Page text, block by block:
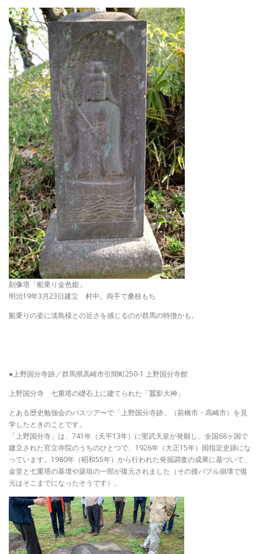
刻像塔「船乗り金色姫」
明治19年3月23日建立 村中。両手で桑枝もち
船乗りの姿に淡島様との近さを感じるのが群馬の特徴かも。
●上野国分寺跡／群馬県高崎市引間町250-1 上野国分寺館
上野国分寺 七重塔の礎石上に建てられた「蠶影大神」
とある歴史勉強会のバスツアーで「上野国分寺跡」（前橋市・高崎市）を見
学したときのことです。
「上野国分寺」は、741年（天平13年）に聖武天皇が発願し、全国68ヶ国で
建立された官立寺院のうちのひとつで、1926年（大正15年）国指定史跡にな
っています。1980年（昭和55年）から行われた発掘調査の成果に基づいて、
金堂と七重塔の基壇や築垣の一部が復元されました（その後バブル崩壊で復
元はそこまでになったそうです）。